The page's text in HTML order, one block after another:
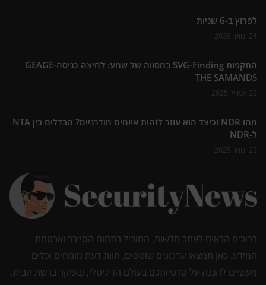
לפרוץ ב-6 שניות
24 ינואר 2026
התקפות SVG-Finding במסווה של שמע: לחיצה כניסה-GEAGE
THE SAMANDS
22 אפריל 2025
מהו NDR וכיצד הוא עוזר לזהות איומים מודרניים? הבדלים בין NTA
ל-NDR
23 ינואר 2025
ברוכים הבאים לאתר חדשות, המוביל בתחום הסייבר ואבטחת
המידע. כאן תמצאו עדכונים שוטפים, חוות דעת מומחים וכלים
מעשיים להגנה על פרטיותכם בעולם הדיגיטלי, ובעיקר ברשת הבית.